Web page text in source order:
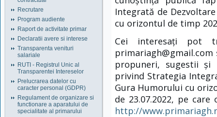
Recrutare
Program audiente
Raport de activitate primar
Declaratii avere si interese
Transparenta venituri
salariale
RUTI - Registrul Unic al
Transparentei Intereselor
Prelucrarea datelor cu
caracter personal (GDPR)
Regulament de organizare si
functionare a aparatului de
specialitate al primarului
Integrată de
cu orizontul de timp
Cei interesați pot
propuneri, sugestii și
privind Strategia
Gura Humorului cu
de 23.07.2022, pe
http://